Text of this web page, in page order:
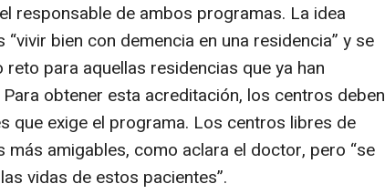
responsable de ambos programas. La idea
“vivir bien con demencia en una residencia” y se
para aquellas residencias que ya han
obtener esta acreditación, los centros deben
que exige el programa. Los centros libres de
amigables, como aclara el doctor, pero “se
vidas de estos pacientes”.